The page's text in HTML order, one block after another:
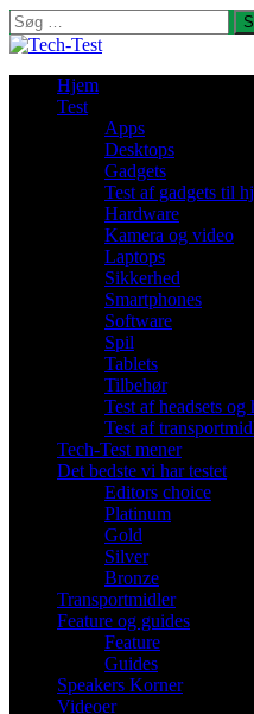
Søg
efter:
Hjem
Test
Apps
Desktops
Gadgets
Test af gadgets til
Hardware
Kamera og video
Laptops
Sikkerhed
Smartphones
Software
Spil
Tablets
Tilbehør
Test af headsets og
Test af
Tech-Test mener
Det bedste vi har testet
Editors choice
Platinum
Gold
Silver
Bronze
Transportmidler
Feature og guides
Feature
Guides
Speakers Korner
Videoer